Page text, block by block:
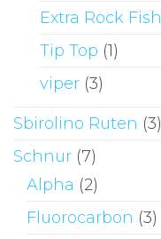
Extra Rock Fish
Tip Top (1)
viper (3)
Sbirolino Ruten (3)
Schnur (7)
Alpha (2)
Fluorocarbon (3)